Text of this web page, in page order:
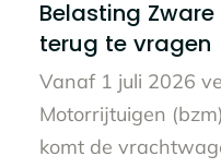
Belasting
terug te vragen
Vanaf 1 juli 2026
Motorrijtuigen
komt de